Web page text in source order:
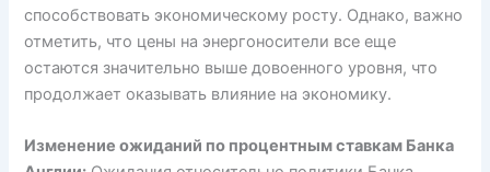
способствовать экономическому росту. Однако, важно
отметить, что цены на энергоносители все еще
остаются значительно выше довоенного уровня, что
продолжает оказывать влияние на экономику.
Изменение ожиданий по процентным ставкам Банка